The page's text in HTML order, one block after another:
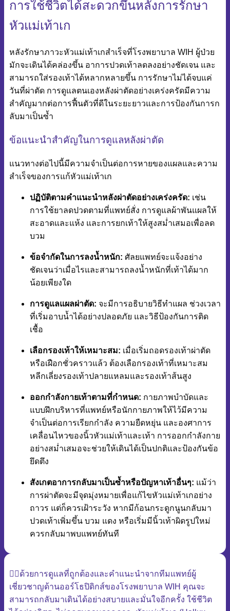
การใช้ชีวิตได้สะดวกขึ้นหลังการรักษา
หัวแม่เท้าเก
หลังรักษาภาวะหัวแม่เท้าเกสำเร็จที่โรงพยาบาล WIH ผู้ป่วย
มักจะเดินได้คล่องขึ้น อาการปวดเท้าลดลงอย่างชัดเจน และ
สามารถใส่รองเท้าได้หลากหลายขึ้น การรักษาไม่ได้จบแค่
วันที่ผ่าตัด การดูแลตนเองหลังผ่าตัดอย่างเคร่งครัดมีความ
สำคัญมากต่อการฟื้นตัวที่ดีในระยะยาวและการป้องกันการก
ลับมาเป็นซ้ำ
ข้อแนะนำสำคัญในการดูแลหลังผ่าตัด
แนวทางต่อไปนี้มีความจำเป็นต่อการหายของแผลและความ
สำเร็จของการแก้หัวแม่เท้าเก
ปฏิบัติตามคำแนะนำหลังผ่าตัดอย่างเคร่งครัด: เช่น
การใช้ยาลดปวดตามที่แพทย์สั่ง การดูแลผ้าพันแผลให้
สะอาดและแห้ง และการยกเท้าให้สูงสม่ำเสมอเพื่อลด
บวม
ข้อจำกัดในการลงน้ำหนัก: ศัลยแพทย์จะแจ้งอย่าง
ชัดเจนว่าเมื่อไรและสามารถลงน้ำหนักที่เท้าได้มาก
น้อยเพียงใด
การดูแลแผลผ่าตัด: จะมีการอธิบายวิธีทำแผล ช่วงเวลา
ที่เริ่มอาบน้ำได้อย่างปลอดภัย และวิธีป้องกันการติด
เชื้อ
เลือกรองเท้าให้เหมาะสม: เมื่อเริ่มถอดรองเท้าผ่าตัด
หรือเฝือกชั่วคราวแล้ว ต้องเลือกรองเท้าที่เหมาะสม
หลีกเลี่ยงรองเท้าปลายแหลมและรองเท้าส้นสูง
ออกกำลังกายเท้าตามที่กำหนด: กายภาพบำบัดและ
แบบฝึกบริหารที่แพทย์หรือนักกายภาพให้ไว้มีความ
จำเป็นต่อการเรียกกำลัง ความยืดหยุ่น และองศาการ
เคลื่อนไหวของนิ้วหัวแม่เท้าและเท้า การออกกำลังกาย
อย่างสม่ำเสมอจะช่วยให้เดินได้เป็นปกติและป้องกันข้อ
ยึดตึง
สังเกตอาการกลับมาเป็นซ้ำหรือปัญหาเท้าอื่นๆ: แม้ว่า
การผ่าตัดจะมีจุดมุ่งหมายเพื่อแก้ไขหัวแม่เท้าเกอย่าง
ถาวร แต่ก็ควรเฝ้าระวัง หากมีก้อนกระดูกนูนกลับมา
ปวดเท้าเพิ่มขึ้น บวม แดง หรือเริ่มมีนิ้วเท้าผิดรูปใหม่
ควรกลับมาพบแพทย์ทันที
👨‍⚕️ด้วยการดูแลที่ถูกต้องและคำแนะนำจากทีมแพทย์ผู้
เชี่ยวชาญด้านออร์โธปิดิกส์ของโรงพยาบาล WIH คุณจะ
สามารถกลับมาเดินได้อย่างสบายและมั่นใจอีกครั้ง ใช้ชีวิต